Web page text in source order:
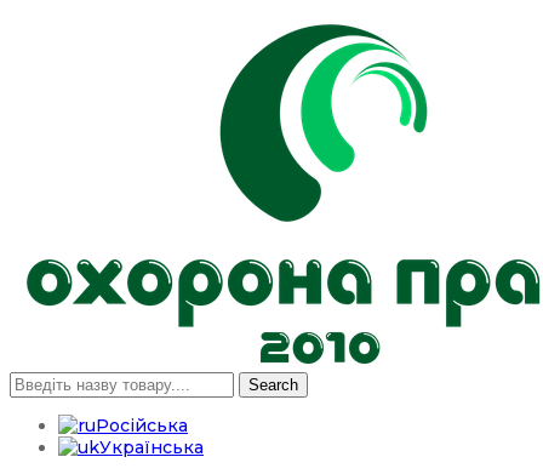
Search
Російська
Українська